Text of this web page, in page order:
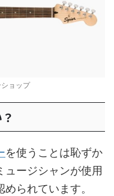
ョップ
を使うことは恥ずか
ュージシャンが使用
られています。